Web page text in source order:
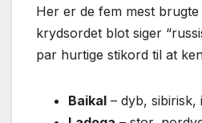
Her er de fem mest
krydsordet blot siger
par hurtige stikord til at
Baikal – dyb, sibirisk,